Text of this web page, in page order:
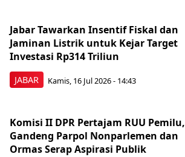
JABAR
Jabar Tawarkan Insentif Fiskal dan
Jaminan Listrik untuk Kejar Target
Investasi Rp314 Triliun
Kamis, 16 Jul 2026 - 14:43
Komisi II DPR Pertajam RUU Pemilu,
Gandeng Parpol Nonparlemen dan
Ormas Serap Aspirasi Publik